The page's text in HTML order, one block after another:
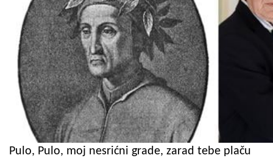
Pulo, Pulo, moj nesrićni grade, zarad tebe plaču